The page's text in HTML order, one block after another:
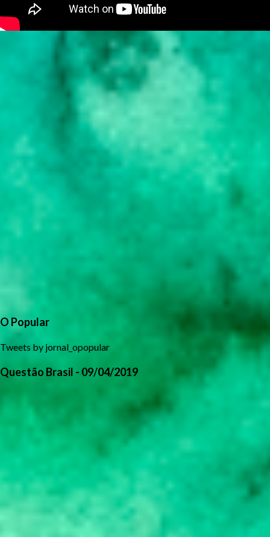
O Popular
Tweets by jornal_opopular
Questão Brasil - 09/04/2019